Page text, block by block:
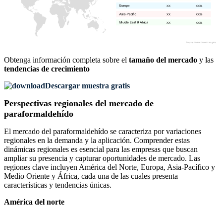
XX%
XX
XX%
XX
XX%
XX
Obtenga información completa sobre el tamaño del mercado y las
tendencias de crecimiento
Descargar muestra gratis
Perspectivas regionales del mercado de
paraformaldehído
El mercado del paraformaldehído se caracteriza por variaciones
regionales en la demanda y la aplicación. Comprender estas
dinámicas regionales es esencial para las empresas que buscan
ampliar su presencia y capturar oportunidades de mercado. Las
regiones clave incluyen América del Norte, Europa, Asia-Pacífico y
Medio Oriente y África, cada una de las cuales presenta
características y tendencias únicas.
América del norte